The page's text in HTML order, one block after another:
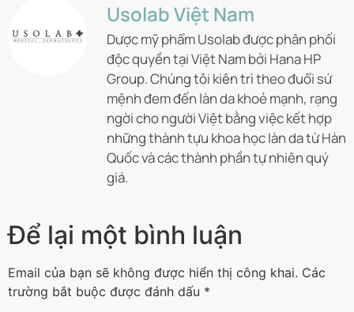
Usolab Việt Nam
Dược mỹ phẩm Usolab được phân phối
độc quyền tại Việt Nam bởi Hana HP
Group. Chúng tôi kiên trì theo đuổi sứ
mệnh đem đến làn da khoẻ mạnh, rạng
ngời cho người Việt bằng việc kết hợp
những thành tựu khoa học làn da từ Hàn
Quốc và các thành phần tự nhiên quý
giá.
Để lại một bình luận
Email của bạn sẽ không được hiển thị công khai. Các
trường bắt buộc được đánh dấu *